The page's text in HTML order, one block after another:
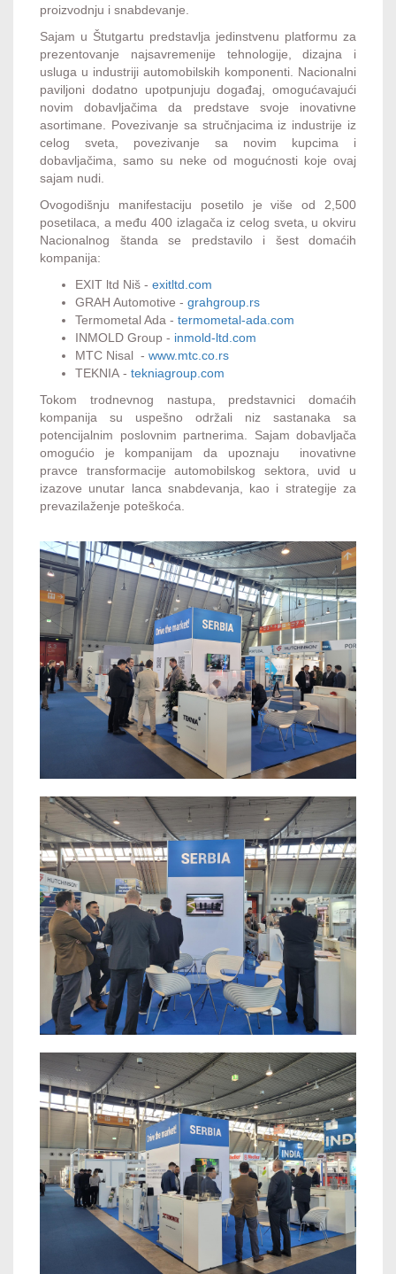
proizvodnju i snabdevanje.
Sajam u Štutgartu predstavlja jedinstvenu platformu za
prezentovanje najsavremenije tehnologije, dizajna i
usluga u industriji automobilskih komponenti. Nacionalni
paviljoni dodatno upotpunjuju događaj, omogućavajući
novim dobavljačima da predstave svoje inovativne
asortimane. Povezivanje sa stručnjacima iz industrije iz
celog sveta, povezivanje sa novim kupcima i
dobavljačima, samo su neke od mogućnosti koje ovaj
sajam nudi.
Ovogodišnju manifestaciju posetilo je više od 2,500
posetilaca, a među 400 izlagača iz celog sveta, u okviru
Nacionalnog štanda se predstavilo i šest domaćih
kompanija:
EXIT ltd Niš - exitltd.com
GRAH Automotive - grahgroup.rs
Termometal Ada - termometal-ada.com
INMOLD Group - inmold-ltd.com
MTC Nisal - www.mtc.co.rs
TEKNIA - tekniagroup.com
Tokom trodnevnog nastupa, predstavnici domaćih
kompanija su uspešno održali niz sastanaka sa
potencijalnim poslovnim partnerima. Sajam dobavljača
omogućio je kompanijam da upoznaju inovativne
pravce transformacije automobilskog sektora, uvid u
izazove unutar lanca snabdevanja, kao i strategije za
prevazilaženje poteškoća.